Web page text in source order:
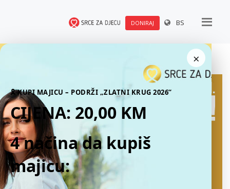
DONIRAJ BS
×
🎗 KUPI MAJICU – PODRŽI „ZLATNI KRUG 2026“
CIJENA: 20,00 KM
4 načina da kupiš
majicu: